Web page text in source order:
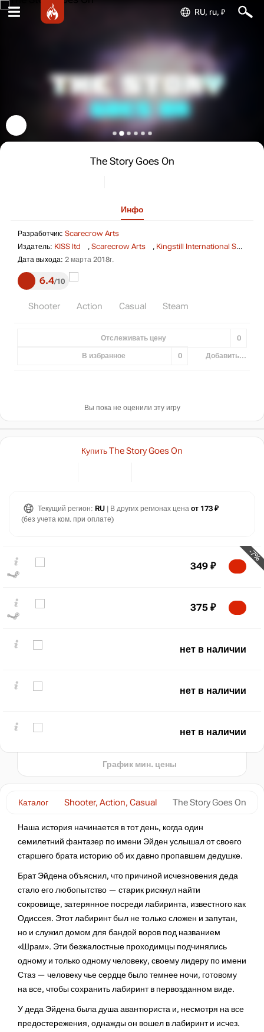
RU, ru, ₽
The Story Goes On
Инфо
Разработчик: Scarecrow Arts
Издатель: KISS ltd , Scarecrow Arts , Kingstill International Software Services Limited
Дата выхода: 2 марта 2018г.
6.4 10
Shooter Action Casual Steam
Отслеживать цену 0
В избранное 0 Добавить...
Вы пока не оценили эту игру
Каталог Shooter, Action, Casual The Story Goes On
Наша история начинается в тот день, когда один
семилетний фантазер по имени Эйден услышал от своего
старшего брата историю об их давно пропавшем дедушке.
Брат Эйдена объяснил, что причиной исчезновения деда
стало его любопытство — старик рискнул найти
сокровище, затерянное посреди лабиринта, известного как
Одиссея. Этот лабиринт был не только сложен и запутан,
но и служил домом для бандой воров под названием
«Шрам». Эти безжалостные проходимцы подчинялись
одному и только одному человеку, своему лидеру по имени
Стаз — человеку чье сердце было темнее ночи, готовому
на все, чтобы сохранить лабиринт в первозданном виде.
У деда Эйдена была душа авантюриста и, несмотря на все
предостережения, однажды он вошел в лабиринт и исчез.
Купить The Story Goes On
Текущий регион: RU | В других регионах цена от 173 ₽
(без учета ком. при оплате)
-7%
349 ₽
375 ₽
нет в наличии
нет в наличии
нет в наличии
2025
График мин. цены